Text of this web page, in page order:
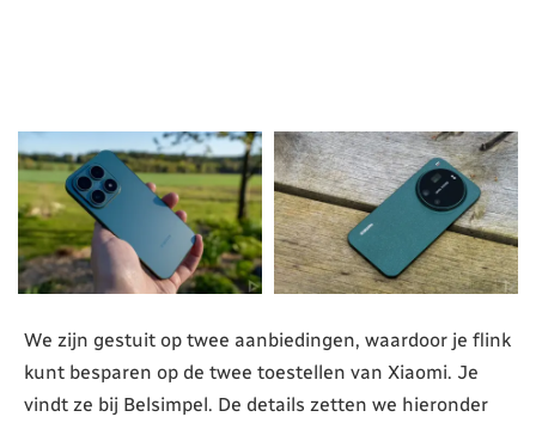
We zijn gestuit op twee aanbiedingen, waardoor je flink
kunt besparen op de twee toestellen van Xiaomi. Je
vindt ze bij Belsimpel. De details zetten we hieronder